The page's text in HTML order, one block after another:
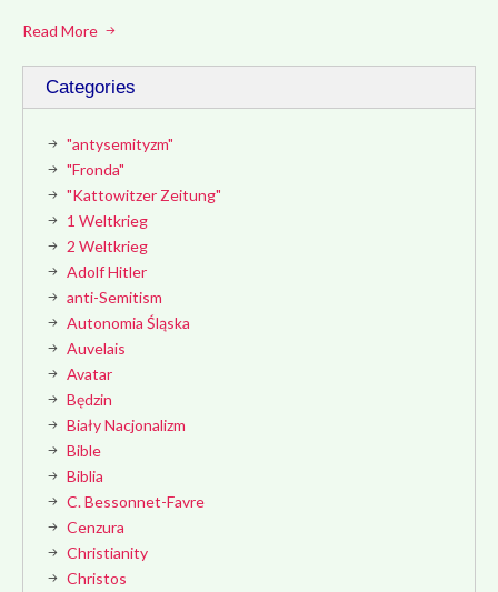
Read More
Categories
"antysemityzm"
"Fronda"
"Kattowitzer Zeitung"
1 Weltkrieg
2 Weltkrieg
Adolf Hitler
anti-Semitism
Autonomia Śląska
Auvelais
Avatar
Będzin
Biały Nacjonalizm
Bible
Biblia
C. Bessonnet-Favre
Cenzura
Christianity
Christos